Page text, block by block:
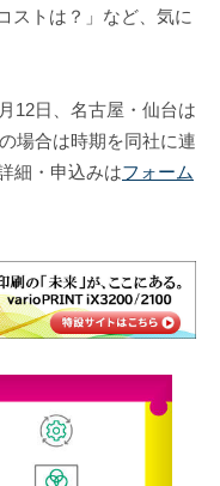
ストは？」など、気に
12日、名古屋・仙台は
場合は時期を同社に連
細・申込みはフォーム